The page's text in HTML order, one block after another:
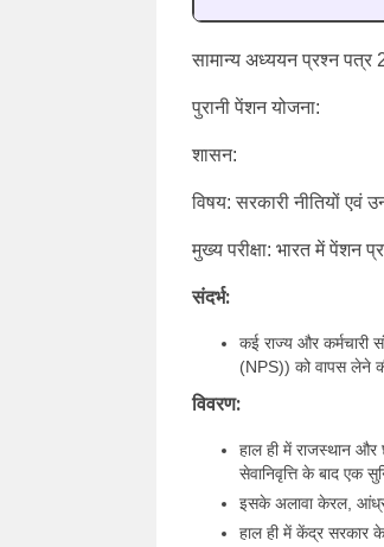
सामान्य अध्ययन प्रश्न पत्र
पुरानी पेंशन योजना:
शासन:
विषय: सरकारी नीतियों एवं
मुख्य परीक्षा: भारत में पेंशन
संदर्भ:
कई राज्य और कर्मचारी
(NPS)) को वापस लेने
विवरण:
हाल ही में राजस्थान और
सेवानिवृत्ति के बाद एक
इसके अलावा केरल, आंध्र
हाल ही में केंद्र सरकार